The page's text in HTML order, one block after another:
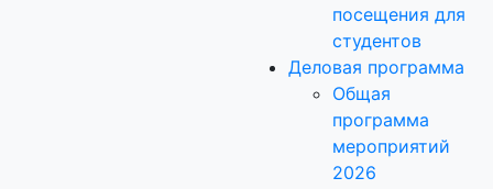
посещения для
студентов
Деловая программа
Общая
программа
мероприятий
2026